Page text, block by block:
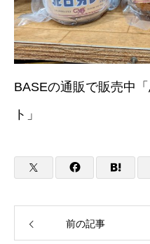
BASEの通販で販売中
ト」
前の記事